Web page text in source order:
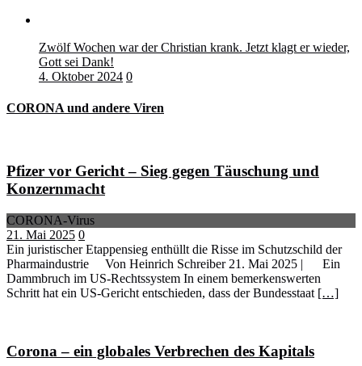
Zwölf Wochen war der Christian krank. Jetzt klagt er wieder,
Gott sei Dank!
4. Oktober 2024 0
CORONA und andere Viren
Pfizer vor Gericht – Sieg gegen Täuschung und
Konzernmacht
CORONA-Virus
21. Mai 2025 0
Ein juristischer Etappensieg enthüllt die Risse im Schutzschild der
Pharmaindustrie Von Heinrich Schreiber 21. Mai 2025 | Ein
Dammbruch im US-Rechtssystem In einem bemerkenswerten
Schritt hat ein US-Gericht entschieden, dass der Bundesstaat […]
Corona – ein globales Verbrechen des Kapitals